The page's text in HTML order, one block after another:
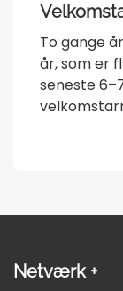
To gange
år, som er
seneste
Netværk +